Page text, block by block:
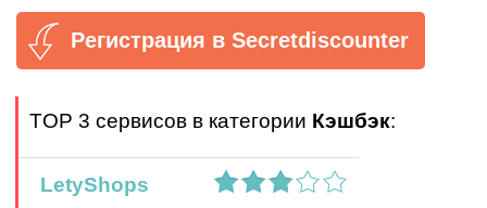
Регистрация в Secretdiscounter
TOP 3 сервисов в категории Кэшбэк:
LetyShops